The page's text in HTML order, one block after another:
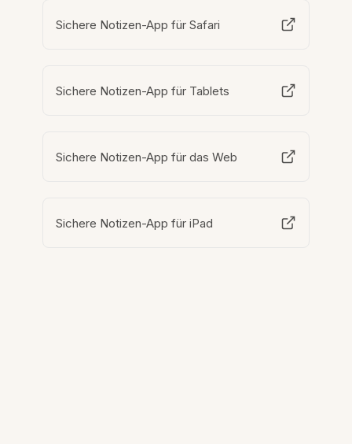
Sichere Notizen-App für Safari
Sichere Notizen-App für Tablets
Sichere Notizen-App für das Web
Sichere Notizen-App für iPad